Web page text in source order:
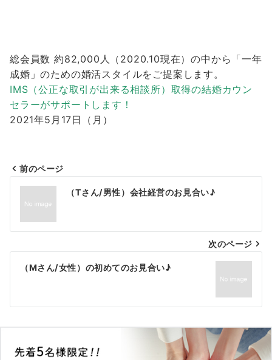
総会員数 約82,000人（2020.10現在）の中から「一年
成婚」のための婚活スタイルをご提案します。
IMS（公正な取引が出来る相談所）取得の結婚カウン
セラーがサポートします！
2021年5月17日（月）
投
ナ
ビ
シ
ョ
ン
前のページ
（Tさん/男性）会社経営のお見合い♪
次のページ
（Mさん/女性）の初めてのお見合い♪